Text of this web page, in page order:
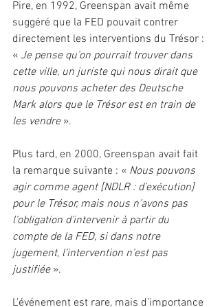
Pire, en 1992, Greenspan avait même
suggéré que la FED pouvait contrer
directement les interventions du Trésor :
« Je pense qu’on pourrait trouver dans
cette ville, un juriste qui nous dirait que
nous pouvons acheter des Deutsche
Mark alors que le Trésor est en train de
les vendre ».
Plus tard, en 2000, Greenspan avait fait
la remarque suivante : « Nous pouvons
agir comme agent [NDLR : d’exécution]
pour le Trésor, mais nous n’avons pas
l’obligation d’intervenir à partir du
compte de la FED, si dans notre
jugement, l’intervention n’est pas
justifiée ».
L’événement est rare, mais d’importance